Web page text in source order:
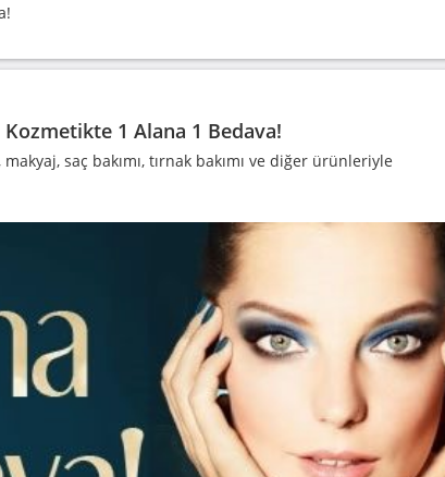
1 Alana 1 Bedava!
saç bakımı, tırnak bakımı ve diğer ürünleriyle